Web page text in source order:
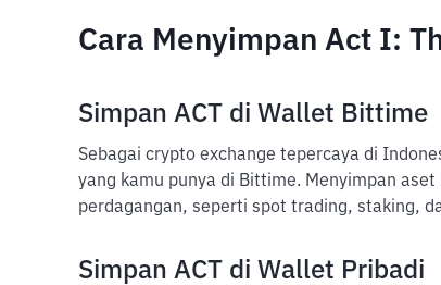
Cara Menyimpan Act I:
Simpan ACT di Wallet Bittime
Sebagai crypto exchange tepercaya di
yang kamu punya di Bittime. Menyimpan
perdagangan, seperti spot trading, staking,
Simpan ACT di Wallet Pribadi